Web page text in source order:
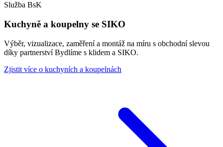
Služba BsK
Kuchyně a koupelny se SIKO
Výběr, vizualizace, zaměření a montáž na míru s obchodní slevou
díky partnerství Bydlíme s klidem a SIKO.
Zjistit více o kuchyních a koupelnách